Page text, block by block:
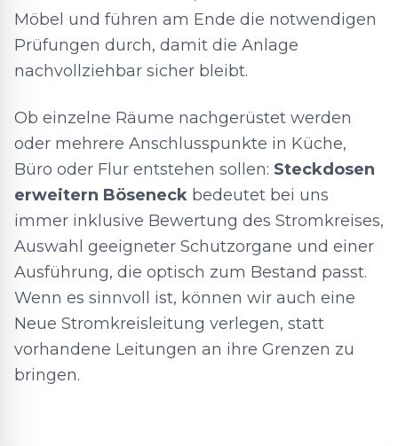
Möbel und führen am Ende die notwendigen
Prüfungen durch, damit die Anlage
nachvollziehbar sicher bleibt.
Ob einzelne Räume nachgerüstet werden
oder mehrere Anschlusspunkte in Küche,
Büro oder Flur entstehen sollen: Steckdosen
erweitern Böseneck bedeutet bei uns
immer inklusive Bewertung des Stromkreises,
Auswahl geeigneter Schutzorgane und einer
Ausführung, die optisch zum Bestand passt.
Wenn es sinnvoll ist, können wir auch eine
Neue Stromkreisleitung verlegen, statt
vorhandene Leitungen an ihre Grenzen zu
bringen.